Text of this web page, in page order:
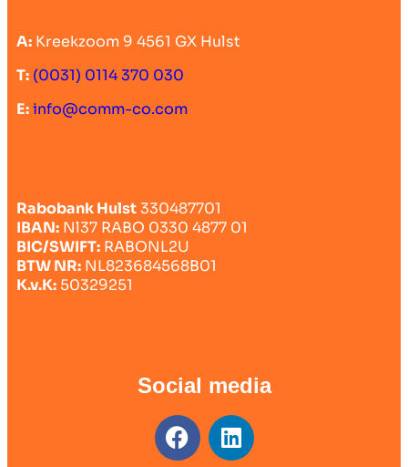
A: Kreekzoom 9 4561 GX Hulst
T: (0031) 0114 370 030
E:info@comm-co.com
Rabobank Hulst330487701
IBAN: Nl37 RABO 0330 4877 01
BIC/SWIFT: RABONL2U
BTW NR: NL823684568B01
K.v.K: 50329251
Social media